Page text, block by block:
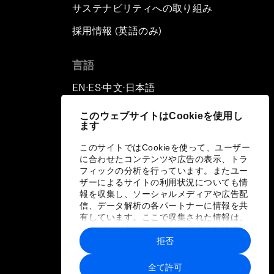
このウェブサイトはCookieを使用し
ます
このサイトではCookieを使って、ユーザー
に合わせたコンテンツや広告の表示、トラ
フィックの分析を行っています。またユー
ザーによるサイトの利用状況についても情
報を収集し、ソーシャルメディアや広告配
信、データ解析の各パートナーに情報を共
有しています。ここで収集された情報は、
ユーザーが各パートナーに提供した他の情
報や各パートナーのサービスを使用した際
に収集された情報と組み合わされ、各パー
トナーによって使用されることがありま
全て許可
拒否
サステナビリティへの取り組み
採用情報 (英語のみ)
言語
EN ▪ ES▪中文▪ 日本語